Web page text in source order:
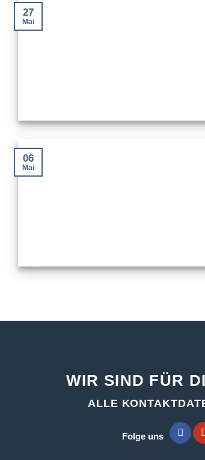
27
Mai
06
Mai
WIR SIND FÜR
ALLE
Folge uns